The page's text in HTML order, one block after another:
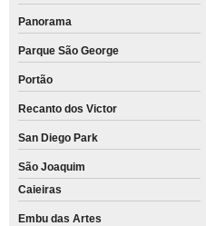
Panorama
Parque São George
Portão
Recanto dos Victor
San Diego Park
São Joaquim
Caieiras
Embu das Artes